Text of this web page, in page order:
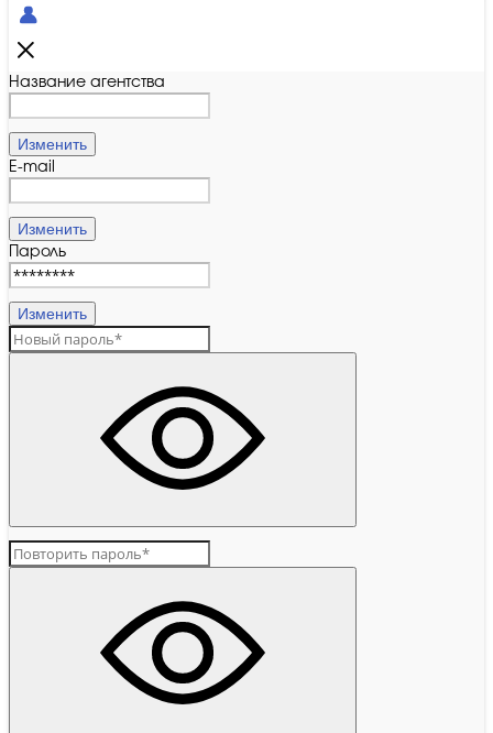
Название агентства
Изменить
E-mail
Изменить
Пароль
Изменить